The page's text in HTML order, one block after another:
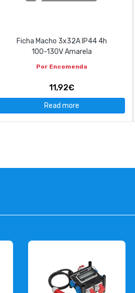
Ficha Macho 3x32A IP44 4h
100-130V Amarela
Por Encomenda
11,92€
Read more